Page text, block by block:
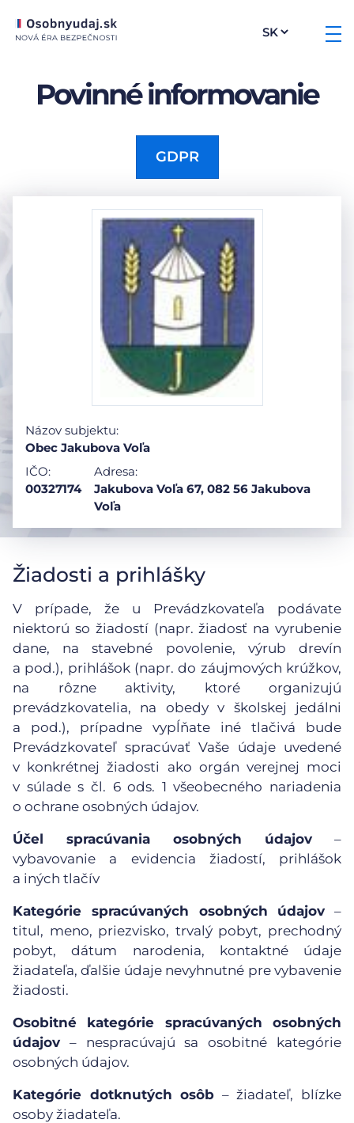
Povinné informovanie
GDPR
Názov subjektu:
Obec Jakubova Voľa
IČO:
00327174
Adresa:
Jakubova Voľa 67, 082 56 Jakubova
Voľa
Žiadosti a prihlášky
V prípade, že u Prevádzkovateľa podávate
niektorú so žiadostí (napr. žiadosť na vyrubenie
dane, na stavebné povolenie, výrub drevín
a pod.), prihlášok (napr. do záujmových krúžkov,
na rôzne aktivity, ktoré organizujú
prevádzkovatelia, na obedy v školskej jedálni
a pod.), prípadne vypĺňate iné tlačivá bude
Prevádzkovateľ spracúvať Vaše údaje uvedené
v konkrétnej žiadosti ako orgán verejnej moci
v súlade s čl. 6 ods. 1 všeobecného nariadenia
o ochrane osobných údajov.
Účel spracúvania osobných údajov –
vybavovanie a evidencia žiadostí, prihlášok
a iných tlačív
Kategórie spracúvaných osobných údajov –
titul, meno, priezvisko, trvalý pobyt, prechodný
pobyt, dátum narodenia, kontaktné údaje
žiadateľa, ďalšie údaje nevyhnutné pre vybavenie
žiadosti.
Osobitné kategórie spracúvaných osobných
údajov – nespracúvajú sa osobitné kategórie
osobných údajov.
Kategórie dotknutých osôb – žiadateľ, blízke
osoby žiadateľa.